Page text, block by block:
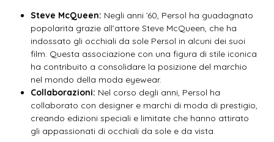
Steve McQueen: Negli anni ’60, Persol ha guadagnato
popolarità grazie all’attore Steve McQueen, che ha
indossato gli occhiali da sole Persol in alcuni dei suoi
film. Questa associazione con una figura di stile iconica
ha contribuito a consolidare la posizione del marchio
nel mondo della moda eyewear.
Collaborazioni: Nel corso degli anni, Persol ha
collaborato con designer e marchi di moda di prestigio,
creando edizioni speciali e limitate che hanno attirato
gli appassionati di occhiali da sole e da vista.